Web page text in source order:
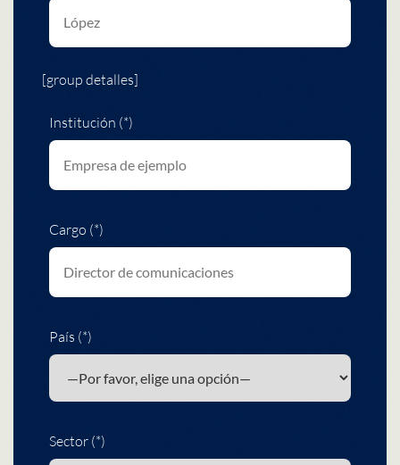
[group detalles]
Institución (*)
Cargo (*)
País (*)
Sector (*)